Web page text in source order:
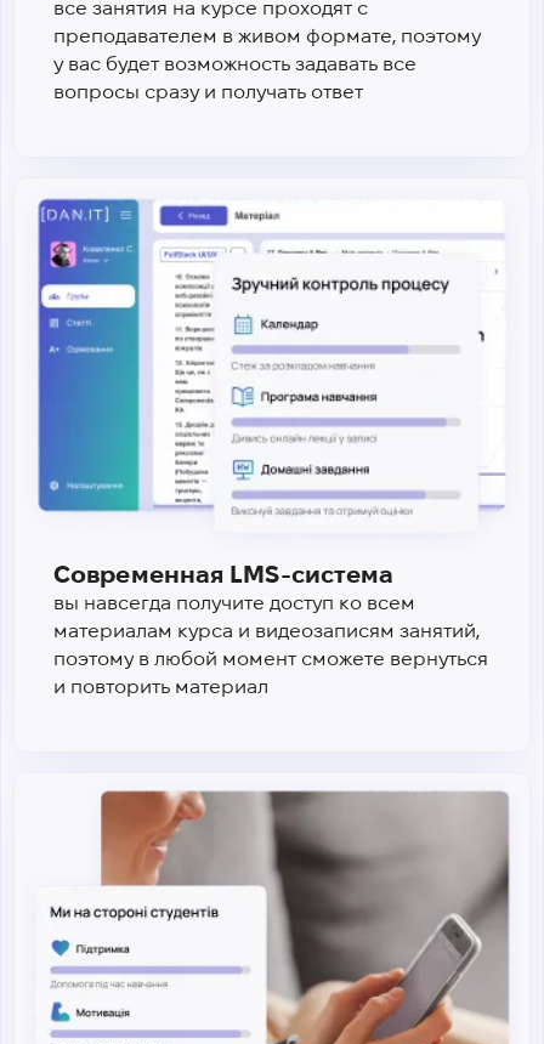
все занятия на курсе проходят с
преподавателем в живом формате, поэтому
у вас будет возможность задавать все
вопросы сразу и получать ответ
Современная LMS-система
вы навсегда получите доступ ко всем
материалам курса и видеозаписям занятий,
поэтому в любой момент сможете вернуться
и повторить материал